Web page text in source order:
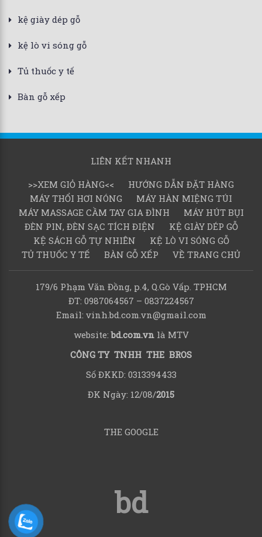
kệ giày dép gỗ
kệ lò vi sóng gỗ
Tủ thuốc y tế
Bàn gỗ xếp
LIÊN KẾT NHANH
>>XEM GIỎ HÀNG<<
HƯỚNG DẪN ĐẶT HÀNG
MÁY THỔI HƠI NÓNG
MÁY HÀN MIỆNG TÚI
MÁY MASSAGE CẦM TAY GIA ĐÌNH
MÁY HÚT BỤI
ĐÈN PIN, ĐÈN SẠC TÍCH ĐIỆN
KỆ GIÀY DÉP GỖ
KỆ SÁCH GỖ TỰ NHIÊN
KỆ LÒ VI SÓNG GỖ
TỦ THUỐC Y TẾ
BÀN GỖ XẾP VỀ TRANG CHỦ
179/6 Phạm Văn Đồng, p.4, Q.Gò Vấp. TPHCM
ĐT: 0987064567 – 0837224567
Email: vinh.bd.com.vn@gmail.com
website:bd.com.vnlà MTV
CÔNG TY TNHH THE BROS
Số ĐKKD: 0313394433
ĐK Ngày: 12/08/2015
THE GOOGLE
bd